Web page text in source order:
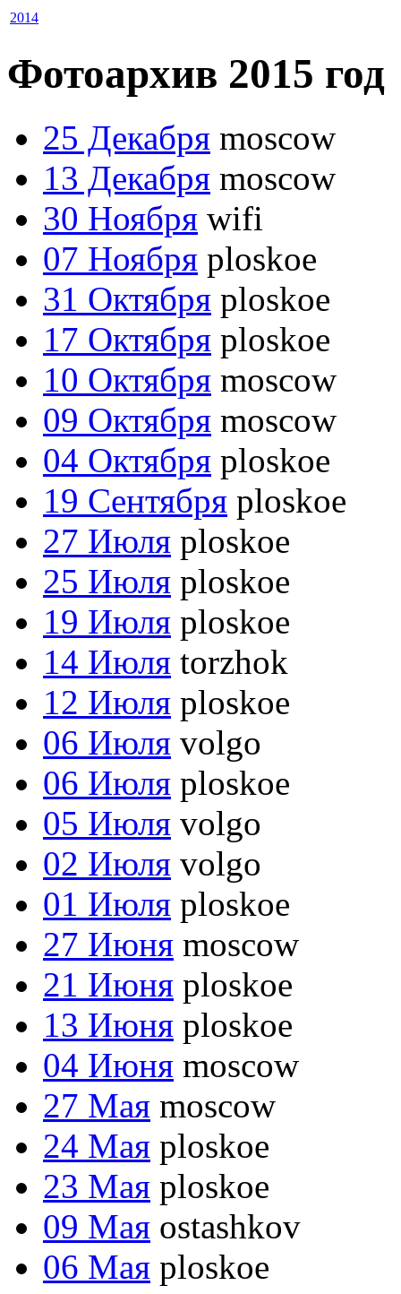
2014
Фотоархив 2015 год
25 Декабря moscow
13 Декабря moscow
30 Ноября wifi
07 Ноября ploskoe
31 Октября ploskoe
17 Октября ploskoe
10 Октября moscow
09 Октября moscow
04 Октября ploskoe
19 Сентября ploskoe
27 Июля ploskoe
25 Июля ploskoe
19 Июля ploskoe
14 Июля torzhok
12 Июля ploskoe
06 Июля volgo
06 Июля ploskoe
05 Июля volgo
02 Июля volgo
01 Июля ploskoe
27 Июня moscow
21 Июня ploskoe
13 Июня ploskoe
04 Июня moscow
27 Мая moscow
24 Мая ploskoe
23 Мая ploskoe
09 Мая ostashkov
06 Мая ploskoe